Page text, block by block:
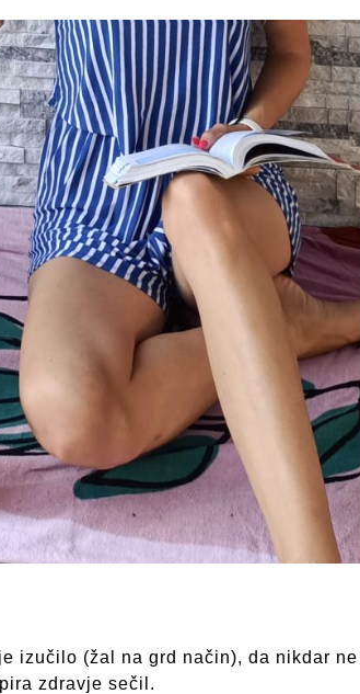
izučilo (žal na grd način), da nikdar ne
zdravje sečil.